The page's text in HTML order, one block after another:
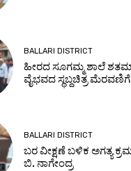
BALLARI DISTRICT
ಹೀರದ ಸೂಗಮ್ಮ ಶಾಲೆ
ವೈಭವದ ಸ್ಥಬ್ದಚಿತ್ರ ಮೆರವಣಿಗೆ
BALLARI DISTRICT
ಬರ ವೀಕ್ಷಣೆ ಬಳಿಕ ಅಗತ್ಯ
ಬಿ. ನಾಗೇಂದ್ರ